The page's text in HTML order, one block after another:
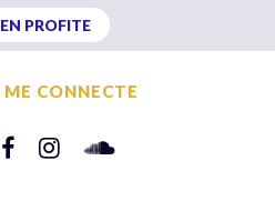
PROFITE
ME CONNECTE